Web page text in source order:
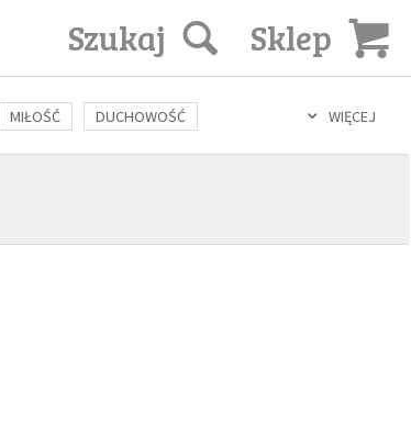
Sklep
Szukaj
WIĘCEJ
MIŁOŚĆ DUCHOWOŚĆ
KULTURA ŚWIĘCI SEKS IN VITRO